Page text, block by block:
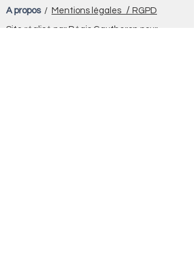
A propos/ Mentions légales / RGPD
Site réalisé par Régis Gautheron pour